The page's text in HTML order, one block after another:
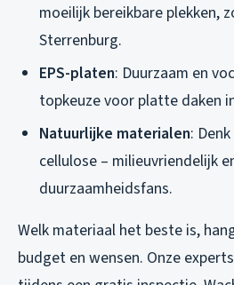
moeilijk bereikbare plekken,
Sterrenburg.
EPS-platen: Duurzaam en
topkeuze voor platte daken
Natuurlijke materialen:
cellulose – milieuvriendelijk
duurzaamheidsfans.
Welk materiaal het beste is,
budget en wensen. Onze